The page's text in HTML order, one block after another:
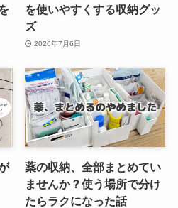
を使いやすくする収納グッ
ズ
2026年7月6日
薬の収納、全部まとめてい
ませんか？使う場所で分け
たらラクになった話